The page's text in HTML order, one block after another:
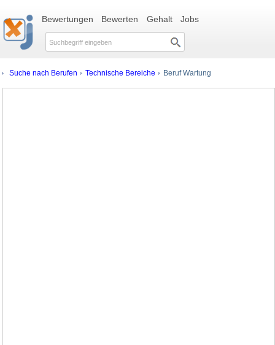
Bewertungen Bewerten Gehalt Jobs
Suche nach Berufen Technische Bereiche Beruf Wartung